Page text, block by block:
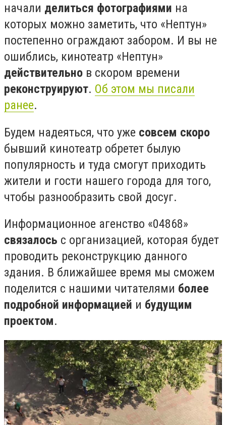
начали делиться фотографиями на
которых можно заметить, что «Нептун»
постепенно ограждают забором. И вы не
ошиблись, кинотеатр «Нептун»
действительно в скором времени
реконструируют. Об этом мы писали
ранее.
Будем надеяться, что уже совсем скоро
бывший кинотеатр обретет былую
популярность и туда смогут приходить
жители и гости нашего города для того,
чтобы разнообразить свой досуг.
Информационное агенство «04868»
связалось с организацией, которая будет
проводить реконструкцию данного
здания. В ближайшее время мы сможем
поделится с нашими читателями более
подробной информацией и будущим
проектом.